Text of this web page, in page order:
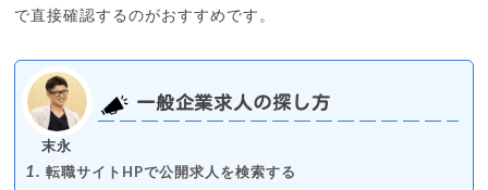
で直接確認するのがおすすめです。
末永
一般企業求人の探し方
転職サイトHPで公開求人を検索する